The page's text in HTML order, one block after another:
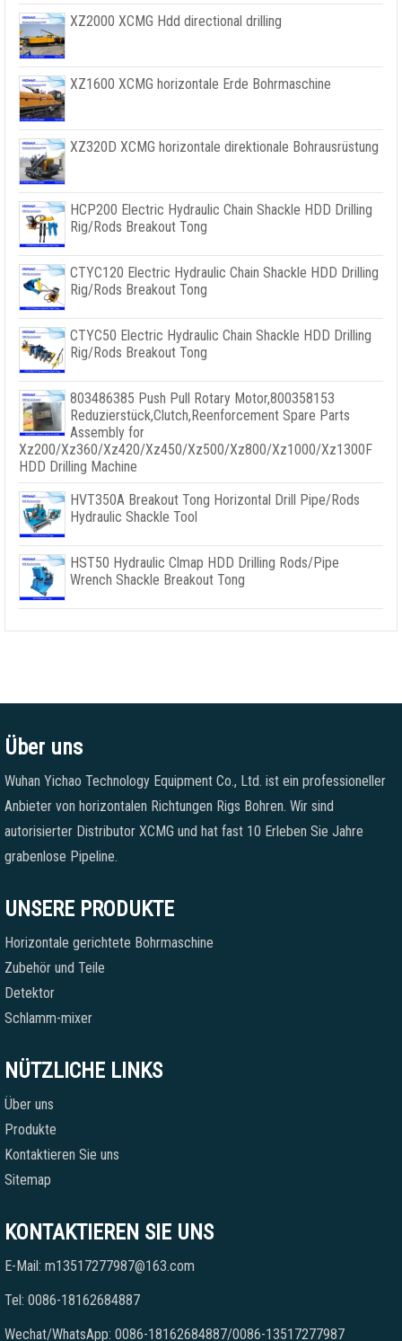
XZ2000 XCMG Hdd directional drilling
XZ1600 XCMG horizontale Erde Bohrmaschine
XZ320D XCMG horizontale direktionale Bohrausrüstung
HCP200 Electric Hydraulic Chain Shackle HDD Drilling
Rig/Rods Breakout Tong
CTYC120 Electric Hydraulic Chain Shackle HDD Drilling
Rig/Rods Breakout Tong
CTYC50 Electric Hydraulic Chain Shackle HDD Drilling
Rig/Rods Breakout Tong
803486385 Push Pull Rotary Motor,800358153
Reduzierstück,Clutch, Reenforcement Spare Parts
Assembly for
Xz200/Xz360/Xz420/Xz450/Xz500/Xz800/Xz1000/Xz1300F
HDD Drilling Machine
HVT350A Breakout Tong Horizontal Drill Pipe/Rods
Hydraulic Shackle Tool
HST50 Hydraulic Clmap HDD Drilling Rods/Pipe
Wrench Shackle Breakout Tong
Über uns
Wuhan Yichao Technology Equipment Co., Ltd. ist ein professioneller
Anbieter von horizontalen Richtungen Rigs Bohren. Wir sind
autorisierter Distributor XCMG und hat fast 10 Erleben Sie Jahre
grabenlose Pipeline.
UNSERE PRODUKTE
Horizontale gerichtete Bohrmaschine
Zubehör und Teile
Detektor
Schlamm-mixer
NÜTZLICHE LINKS
Über uns
Produkte
Kontaktieren Sie uns
Sitemap
KONTAKTIEREN SIE UNS
E-Mail: m13517277987@163.com
Tel: 0086-18162684887
Wechat/WhatsApp: 0086-18162684887/0086-13517277987